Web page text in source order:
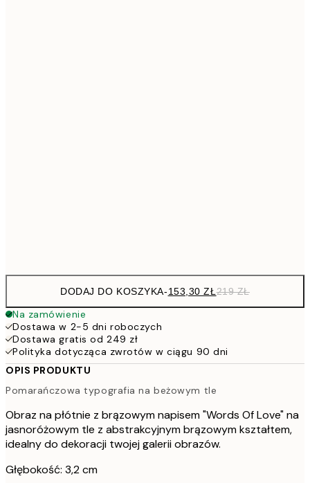
DODAJ DO KOSZYKA-153,30 ZŁ219 ZŁ
Na zamówienie
Dostawa w 2-5 dni roboczych
Dostawa gratis od 249 zł
Polityka dotycząca zwrotów w ciągu 90 dni
OPIS PRODUKTU
Pomarańczowa typografia na beżowym tle
Obraz na płótnie z brązowym napisem "Words Of Love" na
jasnoróżowym tle z abstrakcyjnym brązowym kształtem,
idealny do dekoracji twojej galerii obrazów.
Głębokość: 3,2 cm